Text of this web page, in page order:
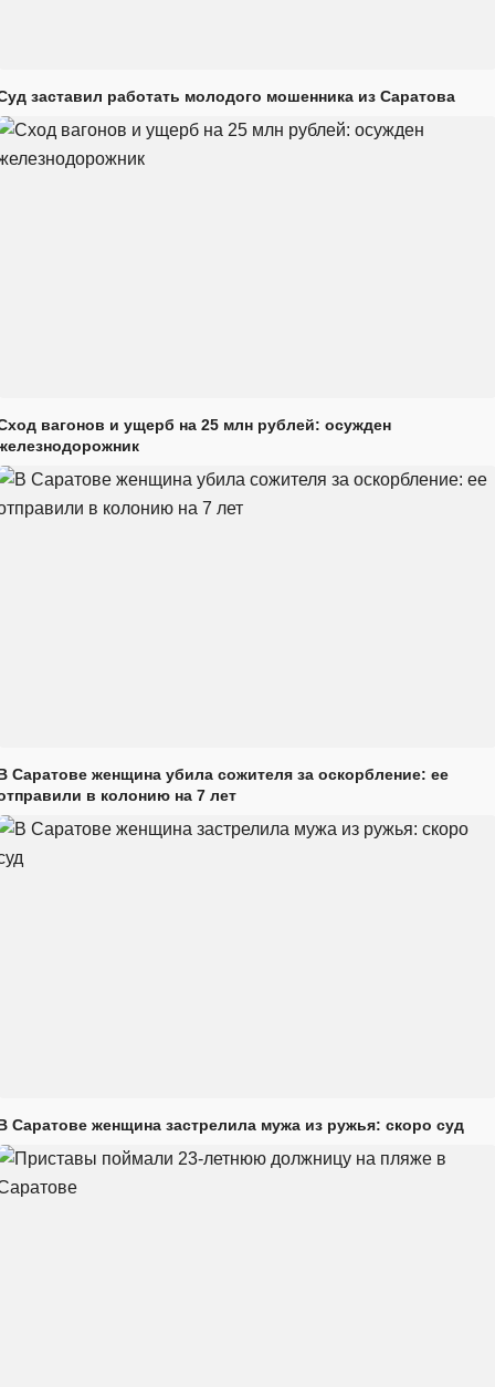
заставил работать молодого мошенника из Саратова
вагонов и ущерб на 25 млн рублей: осужден
Саратове женщина убила сожителя за оскорбление: ее
в колонию на 7 лет
Саратове женщина застрелила мужа из ружья: скоро суд